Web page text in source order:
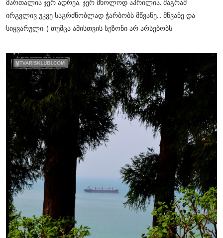
მართალია ჯერ ადრეა, ჯერ მხოლოდ აპრილია. მაგრამ
ირგვლივ უკვე საგრძნობლად ჭარბობს მწვანე... მწვანე და
სიყვარული :) თუმცა ამისთვის სეზონი არ არსებობს